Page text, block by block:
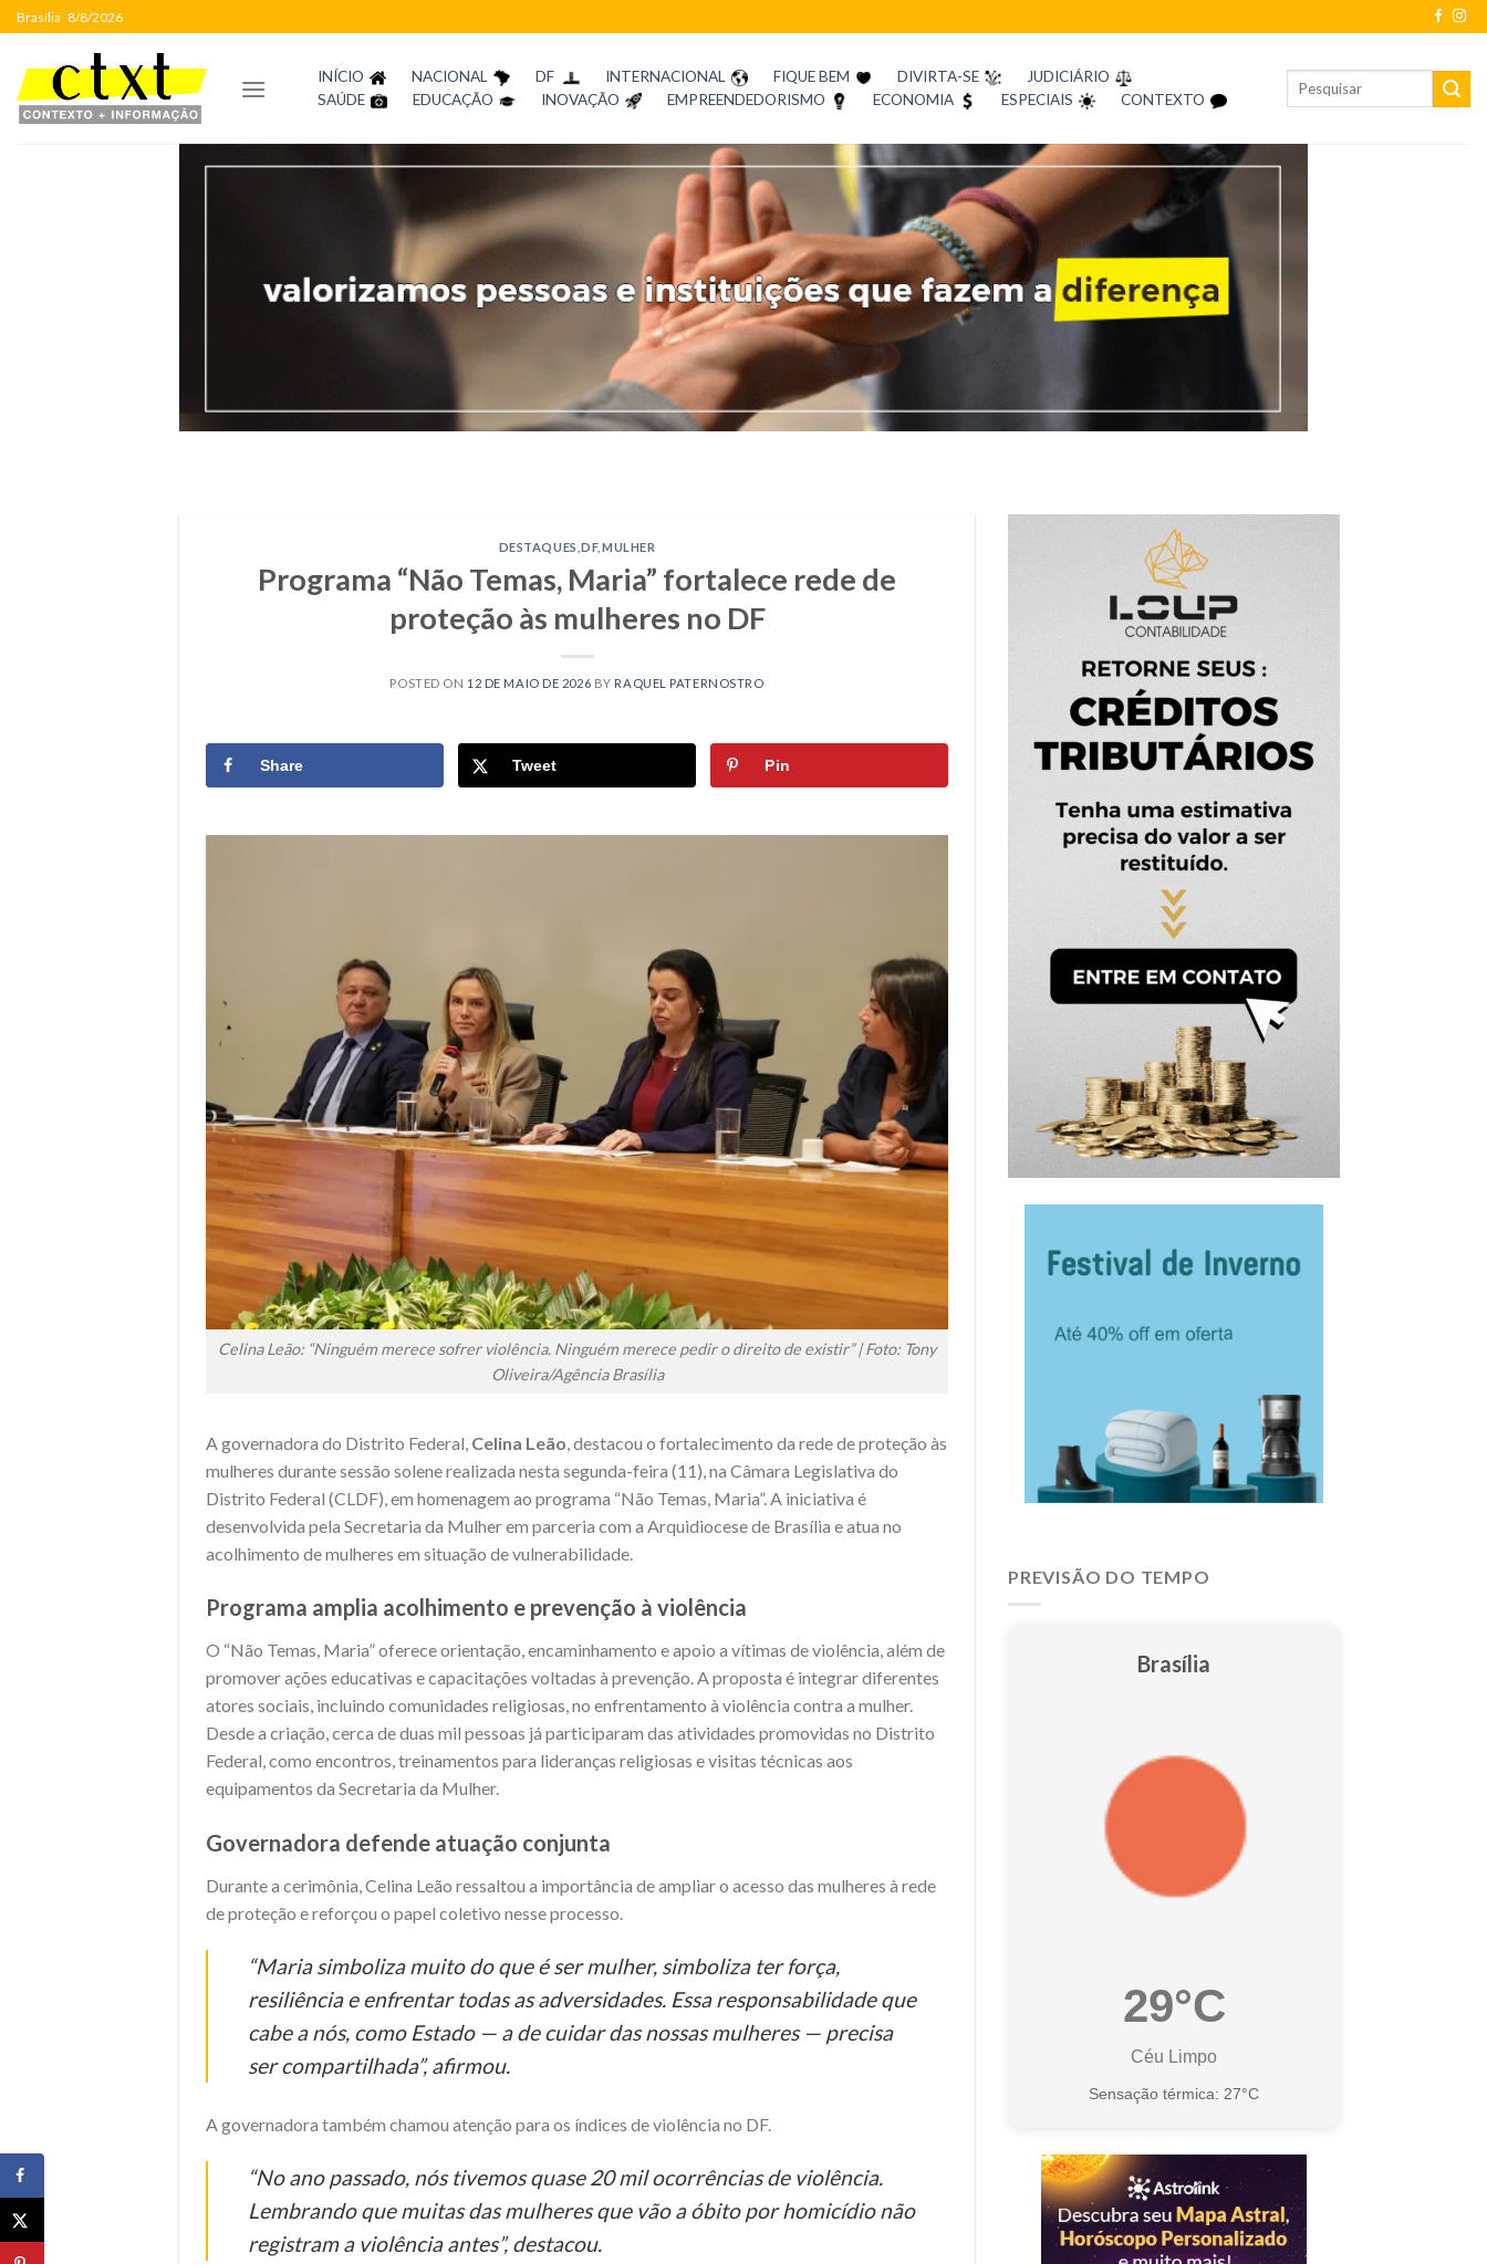
Skip
to
content
Brasília 8/8/2026
INÍCIO NACIONAL DF INTERNACIONAL FIQUE BEM DIVIRTA-SE
JUDICIÁRIO
SAÚDE
EDUCAÇÃO INOVAÇÃO EMPREENDEDORISMO ECONOMIA ESPECIAIS CONTEXTO
DESTAQUES ,DF, MULHER
Programa “Não Temas, Maria” fortalece rede de
proteção às mulheres no DF
POSTED ON 12 DE MAIO DE 2026 BY RAQUEL PATERNOSTRO
Share Tweet Pin
Celina Leão: “Ninguém merece sofrer violência. Ninguém merece pedir o direito de existir” | Foto: Tony
Oliveira/Agência Brasília
A governadora do Distrito Federal, Celina Leão , destacou o fortalecimento da rede de proteção às
mulheres durante sessão solene realizada nesta segunda-feira (11), na Câmara Legislativa do
Distrito Federal (CLDF), em homenagem ao programa “Não Temas, Maria”. A iniciativa é
desenvolvida pela Secretaria da Mulher em parceria com a Arquidiocese de Brasília e atua no
acolhimento de mulheres em situação de vulnerabilidade.
Programa amplia acolhimento e prevenção à violência
O “Não Temas, Maria” oferece orientação, encaminhamento e apoio a vítimas de violência, além de
promover ações educativas e capacitações voltadas à prevenção. A proposta é integrar diferentes
atores sociais, incluindo comunidades religiosas, no enfrentamento à violência contra a mulher.
Desde a criação, cerca de duas mil pessoas já participaram das atividades promovidas no Distrito
Federal, como encontros, treinamentos para lideranças religiosas e visitas técnicas aos
equipamentos da Secretaria da Mulher.
Governadora defende atuação conjunta
Durante a cerimônia, Celina Leão ressaltou a importância de ampliar o acesso das mulheres à rede
de proteção e reforçou o papel coletivo nesse processo.
“Maria simboliza muito do que é ser mulher, simboliza ter força,
resiliência e enfrentar todas as adversidades. Essa responsabilidade que
cabe a nós, como Estado — a de cuidar das nossas mulheres — precisa
ser compartilhada”, afirmou.
A governadora também chamou atenção para os índices de violência no DF.
“No ano passado, nós tivemos quase 20 mil ocorrências de violência.
Lembrando que muitas das mulheres que vão a óbito por homicídio não
registram a violência antes”, destacou.
PREVISÃO DO TEMPO
Brasília
29°C
Céu Limpo
Sensação térmica: 27°C